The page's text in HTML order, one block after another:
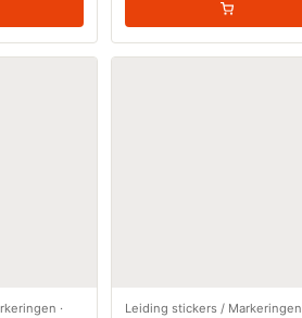
·
Leiding stickers / Markeringen